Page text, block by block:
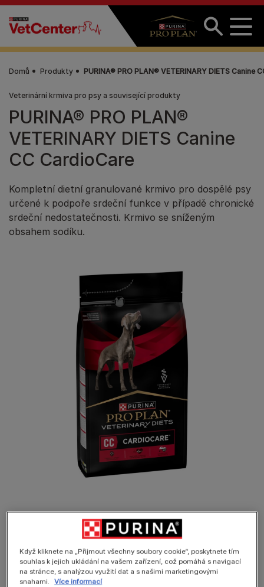
Přejít k hlavnímu obsahu
Domů Produkty PURINA® PRO PLAN® VETERINARY DIETS Canine
Veterinární krmiva pro psy a související produkty
PURINA® PRO PLAN®
VETERINARY DIETS Canine
CC CardioCare
Kompletní dietní granulované krmivo pro dospělé psy
určené k podpoře srdeční funkce v případě chronické
srdeční nedostatečnosti. Krmivo se sníženým
obsahem sodíku.
Chronická srdeční insuficience
Podporuje funkci srdce při chronické
srdeční insuficienci.
Když kliknete na „Přijmout všechny soubory cookie“, poskytnete tím
souhlas k jejich ukládání na vašem zařízení, což pomáhá s navigací
na stránce, s analýzou využití dat a s našimi marketingovými
snahami.
Více informací